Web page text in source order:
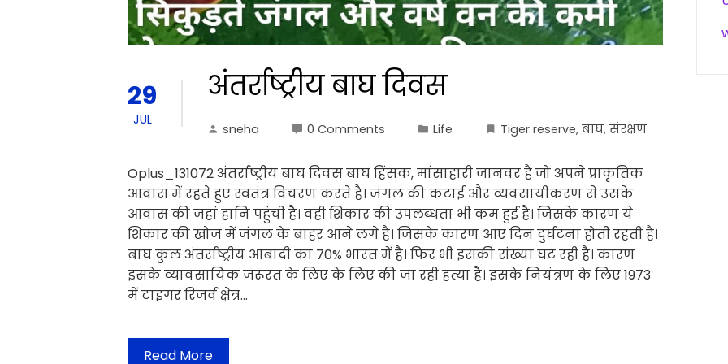
29
JUL
अंतर्राष्ट्रीय बाघ दिवस
sneha 0 Comments Life Tiger reserve, बाघ, संरक्षण
Oplus_131072 अंतर्राष्ट्रीय बाघ दिवस बाघ हिंसक, मांसाहारी जानवर है जो अपने प्राकृतिक
आवास में रहते हुए स्वतंत्र विचरण करते है। जंगल की कटाई और व्यवसायीकरण से उसके
आवास की जहां हानि पहुंची है। वही शिकार की उपलब्धता भी कम हुई है। जिसके कारण ये
शिकार की खोज में जंगल के बाहर आने लगे है। जिसके कारण आए दिन दुर्घटना होती रहती है।
बाघ कुल अंतर्राष्ट्रीय आबादी का 70% भारत में है। फिर भी इसकी संख्या घट रही है। कारण
इसके व्यावसायिक जरूरत के लिए के लिए की जा रही हत्या है। इसके नियंत्रण के लिए 1973
में टाइगर रिजर्व क्षेत्र…
Read More